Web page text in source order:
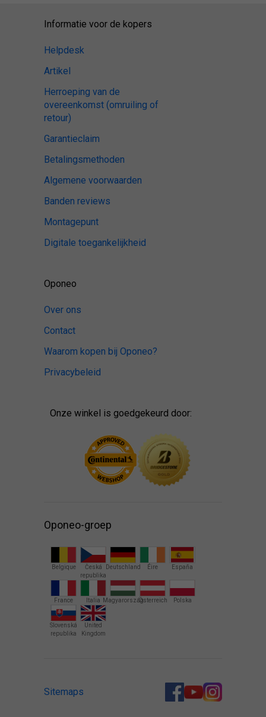
Informatie voor de kopers
Helpdesk
Artikel
Herroeping van de
overeenkomst (omruiling of
retour)
Garantieclaim
Betalingsmethoden
Algemene voorwaarden
Banden reviews
Montagepunt
Digitale toegankelijkheid
Oponeo
Over ons
Contact
Waarom kopen bij Oponeo?
Privacybeleid
Onze winkel is goedgekeurd door:
Oponeo-groep
Belgique
Česká
republika
Deutschland Éire España
France Italia MagyarországÖsterreich Polska
Slovenská
republika
United
Kingdom
Sitemaps